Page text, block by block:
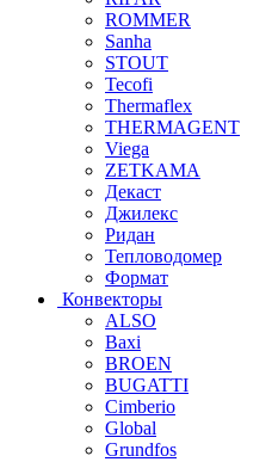
ROMMER
Sanha
STOUT
Tecofi
Thermaflex
THERMAGENT
Viega
ZETKAMA
Декаст
Джилекс
Ридан
Тепловодомер
Формат
Конвекторы
ALSO
Baxi
BROEN
BUGATTI
Cimberio
Global
Grundfos